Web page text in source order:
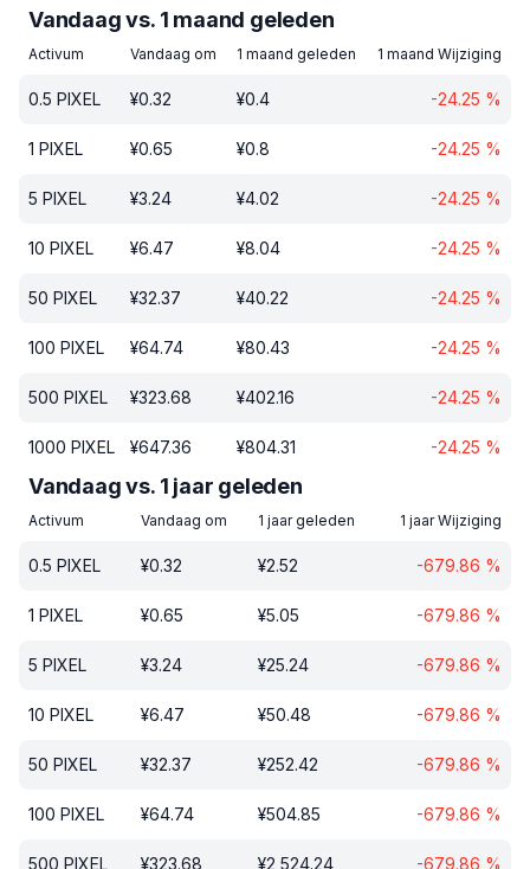
Vandaag vs. 1 maand geleden
Activum Vandaag om 1 maand geleden 1 maand Wijziging
0.5 PIXEL ¥0.32 ¥0.4 -24.25 %
1 PIXEL ¥0.65 ¥0.8 -24.25 %
5 PIXEL ¥3.24 ¥4.02 -24.25 %
10 PIXEL ¥6.47 ¥8.04 -24.25 %
50 PIXEL ¥32.37 ¥40.22 -24.25 %
100 PIXEL ¥64.74 ¥80.43 -24.25 %
500 PIXEL ¥323.68 ¥402.16 -24.25 %
1000 PIXEL ¥647.36 ¥804.31 -24.25 %
Vandaag vs. 1 jaar geleden
Activum Vandaag om 1 jaar geleden 1 jaar Wijziging
0.5 PIXEL ¥0.32 ¥2.52 -679.86 %
1 PIXEL ¥0.65 ¥5.05 -679.86 %
5 PIXEL ¥3.24 ¥25.24 -679.86 %
10 PIXEL ¥6.47 ¥50.48 -679.86 %
50 PIXEL ¥32.37 ¥252.42 -679.86 %
100 PIXEL ¥64.74 ¥504.85 -679.86 %
500 PIXEL ¥323.68 ¥2 524.24 -679.86 %